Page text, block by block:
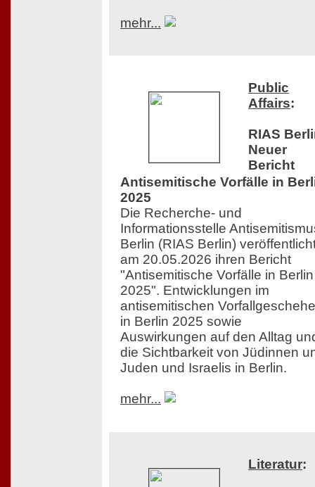
mehr...
Public
Affairs:
RIAS
Neuer
Bericht
Antisemitische Vorfälle in
2025
Die Recherche- und
Informationsstelle
Berlin (RIAS Berlin)
am 20.05.2026 ihren Bericht
"Antisemitische Vorfälle in Berlin
2025". Entwicklungen im
antisemitischen
in Berlin 2025 sowie
Auswirkungen auf den Alltag
die Sichtbarkeit von Jüdinnen
Juden und Israelis in Berlin.
mehr...
Literatur: